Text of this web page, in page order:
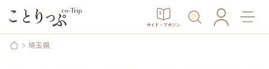
ガイド・マガジン
埼玉県